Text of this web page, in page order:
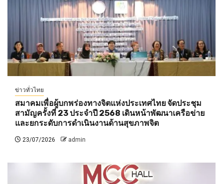
ข่าวทั่วไทย
สมาคมเพื่อผู้บกพร่องทางจิตแห่งประเทศไทย จัดประชุม
สามัญครั้งที่ 23 ประจำปี 2568 เดินหน้าพัฒนาเครือข่าย
และยกระดับการดำเนินงานด้านสุขภาพจิต
23/07/2026 admin